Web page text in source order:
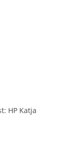
HP Katja